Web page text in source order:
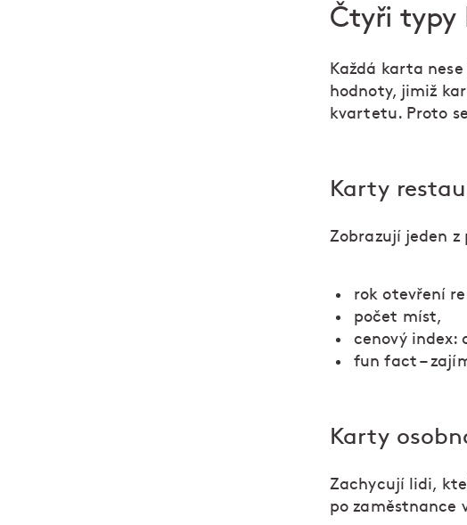
Čtyři typy
Každá karta
hodnoty, jimiž
kvartetu. Proto
Karty
Zobrazují jeden
rok otevření
počet míst,
cenový index:
fun fact –
Karty
Zachycují lidi,
po zaměstnance